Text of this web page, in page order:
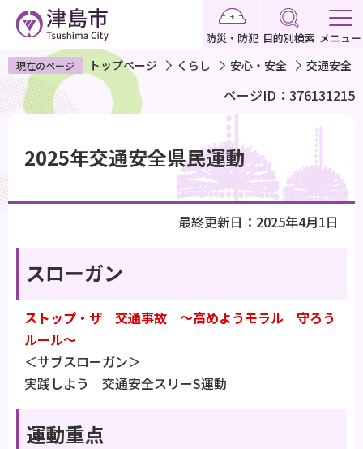
ペ
ー
ジ
で
す
防災・防犯 目的別検索 メニュー
現在のページ トップページ くらし 安心・安全 交通安全
ページID：376131215
2025年交通安全県民運動
最終更新日：2025年4月1日
スローガン
ストップ・ザ 交通事故 ～高めようモラル 守ろう
ルール～
＜サブスローガン＞
実践しよう 交通安全スリーS運動
運動重点